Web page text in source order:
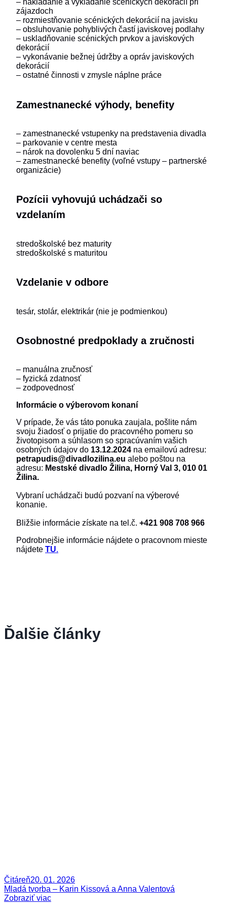
– nakladanie a vykladanie scénických dekorácií pri
zájazdoch
– rozmiestňovanie scénických dekorácií na javisku
– obsluhovanie pohyblivých častí javiskovej podlahy
– uskladňovanie scénických prvkov a javiskových
dekorácií
– vykonávanie bežnej údržby a opráv javiskových
dekorácií
– ostatné činnosti v zmysle náplne práce
Zamestnanecké výhody, benefity
– zamestnanecké vstupenky na predstavenia divadla
– parkovanie v centre mesta
– nárok na dovolenku 5 dní naviac
– zamestnanecké benefity (voľné vstupy – partnerské
organizácie)
Pozícii vyhovujú uchádzači so
vzdelaním
stredoškolské bez maturity
stredoškolské s maturitou
Vzdelanie v odbore
tesár, stolár, elektrikár (nie je podmienkou)
Osobnostné predpoklady a zručnosti
– manuálna zručnosť
– fyzická zdatnosť
– zodpovednosť
Informácie o výberovom konaní
V prípade, že vás táto ponuka zaujala, pošlite nám
svoju žiadosť o prijatie do pracovného pomeru so
životopisom a súhlasom so spracúvaním vašich
osobných údajov do 13.12.2024 na emailovú adresu:
petrapudis@divadlozilina.eu alebo poštou na
adresu: Mestské divadlo Žilina, Horný Val 3, 010 01
Žilina.
Vybraní uchádzači budú pozvaní na výberové
konanie.
Bližšie informácie získate na tel.č. +421 908 708 966
Podrobnejšie informácie nájdete o pracovnom mieste
nájdete TU.
Ďalšie články
Čitáreň20. 01. 2026
Mladá tvorba – Karin Kissová a Anna Valentová
Zobraziť viac